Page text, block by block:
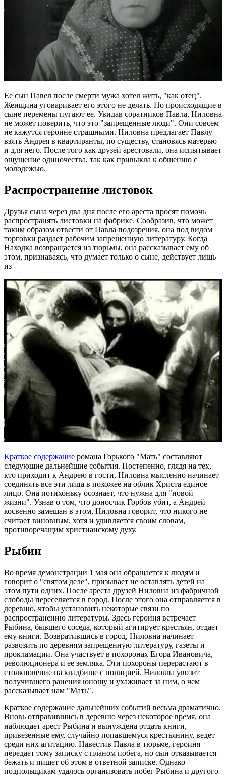
Ее сын Павел после смерти мужа хотел жить, "как отец".
Женщина уговаривает его этого не делать. Но происходящие в
сыне перемены пугают ее. Увидав соратников Павла, Ниловна
не может поверить, что это "запрещенные люди". Они совсем
не кажутся героине страшными. Ниловна предлагает Павлу
взять Андрея в квартиранты, по существу, становясь матерью
и для него. После того как друзей арестовали, она испытывает
ощущение одиночества, так как привыкла к общению с
молодежью.
Распространение листовок
Друзья сына через два дня после его ареста просят помочь
распространять листовки на фабрике. Сообразив, что может
таким образом отвести от Павла подозрения, она под видом
торговки раздает рабочим запрещенную литературу. Когда
Находка возвращается из тюрьмы, она рассказывает ему об
этом, признаваясь, что думает только о сыне, действует лишь
из
Краткое содержание романа Горького "Мать" составляют
следующие дальнейшие события. Постепенно, глядя на тех,
кто приходит к Андрею в гости, Ниловна мысленно начинает
соединять все эти лица в похожее на облик Христа единое
лицо. Она потихоньку осознает, что нужна для "новой
жизни". Узнав о том, что доносчик Горбов убит, а Андрей
косвенно замешан в этом, Ниловна говорит, что никого не
считает виновным, хотя и удивляется своим словам,
противоречащим христианскому духу.
Рыбин
Во время демонстрации 1 мая она обращается к людям и
говорит о "святом деле", призывает не оставлять детей на
этом пути одних. После ареста друзей Ниловна из фабричной
слободы переселяется в город. После этого она отправляется в
деревню, чтобы установить некоторые связи по
распространению литературы. Здесь героиня встречает
Рыбина, бывшего соседа, который агитирует крестьян, отдает
ему книги. Возвратившись в город, Ниловна начинает
развозить по деревням запрещенную литературу, газеты и
прокламации. Она участвует в похоронах Егора Ивановича,
революционера и ее земляка. Эти похороны перерастают в
столкновение на кладбище с полицией. Ниловна увозит
получившего ранения юношу и ухаживает за ним, о чем
рассказывает нам "Мать".
Краткое содержание дальнейших событий весьма драматично.
Вновь отправившись в деревню через некоторое время, она
наблюдает арест Рыбина и вынуждена отдать книги,
привезенные ему, случайно попавшемуся крестьянину, ведет
среди них агитацию. Навестив Павла в тюрьме, героиня
передает тому записку с планом побега, но сын отказывается
бежать и пишет об этом в ответной записке. Однако
подпольщикам удалось организовать побег Рыбина и другого